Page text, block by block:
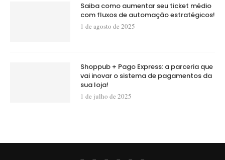
Saiba como aumentar seu ticket médio
com fluxos de automação estratégicos!
1 de agosto de 2025
Shoppub + Pago Express: a parceria que
vai inovar o sistema de pagamentos da
sua loja!
1 de julho de 2025